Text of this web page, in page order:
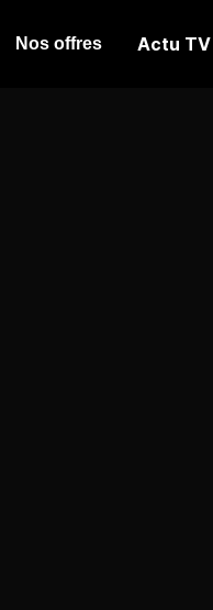
Nos offres Actu TV